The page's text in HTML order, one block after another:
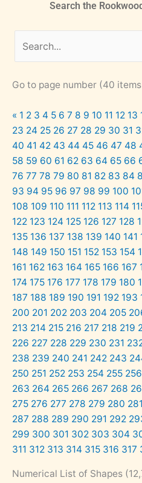
Search the
Go to page number (40
« 1 2 3 4 5 6 7 8 9 10 11 12 13
23 24 25 26 27 28 29 30 31
40 41 42 43 44 45 46 47 48
58 59 60 61 62 63 64 65 66
76 77 78 79 80 81 82 83 84
93 94 95 96 97 98 99 100
108 109 110 111 112 113 114
122 123 124 125 126 127 128
135 136 137 138 139 140 141
148 149 150 151 152 153 154
161 162 163 164 165 166 167
174 175 176 177 178 179 180
187 188 189 190 191 192 193
200 201 202 203 204 205
213 214 215 216 217 218 219
226 227 228 229 230 231
238 239 240 241 242 243
250 251 252 253 254 255 256
263 264 265 266 267 268
275 276 277 278 279 280 281
287 288 289 290 291 292
299 300 301 302 303 304
311 312 313 314 315 316 317
Numerical List of Shapes